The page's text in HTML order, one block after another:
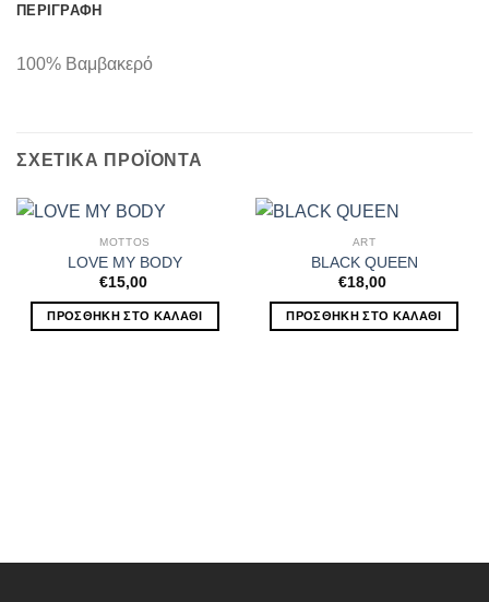
ΠΕΡΙΓΡΑΦΉ
100% Βαμβακερό
ΣΧΕΤΙΚΆ ΠΡΟΪΌΝΤΑ
MOTTOS
LOVE MY BODY
€15,00
ΠΡΟΣΘΉΚΗ ΣΤΟ ΚΑΛΆΘΙ
ART
BLACK QUEEN
€18,00
ΠΡΟΣΘΉΚΗ ΣΤΟ ΚΑΛΆΘΙ